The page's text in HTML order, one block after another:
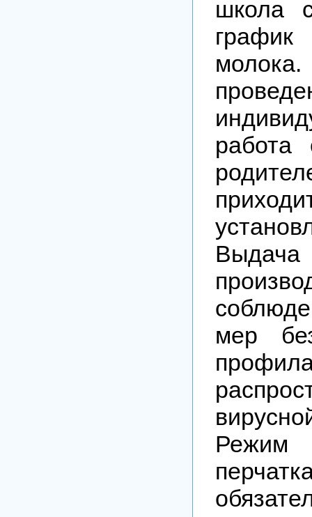
школа
Выдача
мер